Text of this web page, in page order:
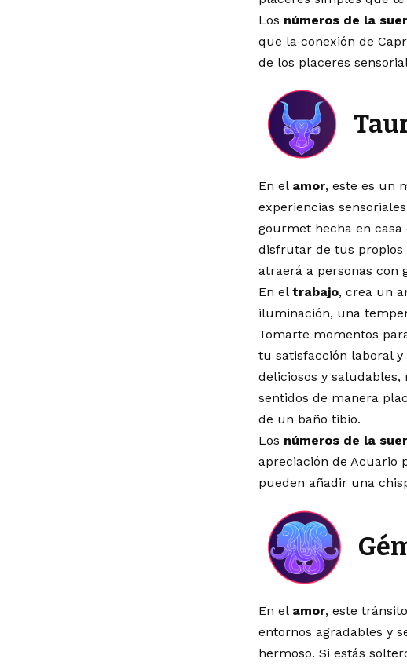
Los números de la
que la conexión de
de los placeres
En el amor, este es un
experiencias
gourmet hecha en
disfrutar de tus propios
atraerá a personas con
En el trabajo, crea un
iluminación, una
Tomarte momentos
tu satisfacción laboral
deliciosos y
sentidos de manera
de un baño tibio.
Los números de la
apreciación de Acuario
pueden añadir una
En el amor, este
entornos agradables y
hermoso. Si estás